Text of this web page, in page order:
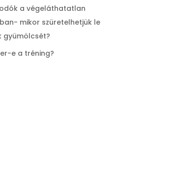
a végeláthatatlan
mikor szüretelhetjük le
gyümölcsét?
e a tréning?